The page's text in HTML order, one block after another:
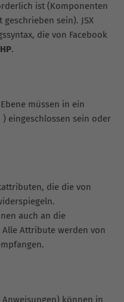
ist (Komponenten
sein). JSX
die von Facebook
.
müssen in ein
eingeschlossen sein oder
die die von
auch an die
Attribute werden von
Anweisungen) können in